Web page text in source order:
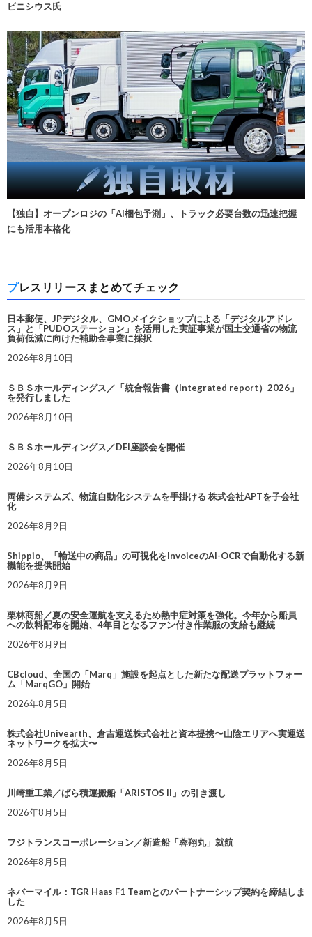
ビニシウス氏
【独自】オープンロジの「AI梱包予測」、トラック必要台数の迅速把握
にも活用本格化
プレスリリースまとめてチェック
日本郵便、JPデジタル、GMOメイクショップによる「デジタルアドレ
ス」と「PUDOステーション」を活用した実証事業が国土交通省の物流
負荷低減に向けた補助金事業に採択
2026年8月10日
ＳＢＳホールディングス／「統合報告書（Integrated report）2026」
を発行しました
2026年8月10日
ＳＢＳホールディングス／DEI座談会を開催
2026年8月10日
両備システムズ、物流自動化システムを手掛ける 株式会社APTを子会社
化
2026年8月9日
Shippio、「輸送中の商品」の可視化をInvoiceのAI-OCRで自動化する新
機能を提供開始
2026年8月9日
栗林商船／夏の安全運航を支えるため熱中症対策を強化。今年から船員
への飲料配布を開始、4年目となるファン付き作業服の支給も継続
2026年8月9日
CBcloud、全国の「Marq」施設を起点とした新たな配送プラットフォー
ム「MarqGO」開始
2026年8月5日
株式会社Univearth、倉吉運送株式会社と資本提携〜山陰エリアへ実運送
ネットワークを拡大〜
2026年8月5日
川崎重工業／ばら積運搬船「ARISTOS II」の引き渡し
2026年8月5日
フジトランスコーポレーション／新造船「蓉翔丸」就航
2026年8月5日
ネバーマイル：TGR Haas F1 Teamとのパートナーシップ契約を締結しま
した
2026年8月5日